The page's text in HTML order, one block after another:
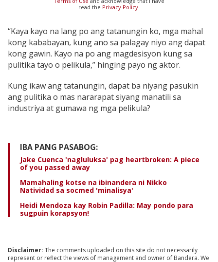
read the Privacy Policy.
“Kaya kayo na lang po ang tatanungin ko, mga mahal
kong kababayan, kung ano sa palagay niyo ang dapat
kong gawin. Kayo na po ang magdesisyon kung sa
pulitika tayo o pelikula,” hinging payo ng aktor.
Kung ikaw ang tatanungin, dapat ba niyang pasukin
ang pulitika o mas nararapat siyang manatili sa
industriya at gumawa ng mga pelikula?
IBA PANG PASABOG:
Jake Cuenca 'nagluluksa' pag heartbroken: A piece
of you passed away
Mamahaling kotse na ibinandera ni Nikko
Natividad sa socmed 'minalisya'
Heidi Mendoza kay Robin Padilla: May pondo para
sugpuin korapsyon!
Disclaimer: The comments uploaded on this site do not necessarily
represent or reflect the views of management and owner of Bandera. We